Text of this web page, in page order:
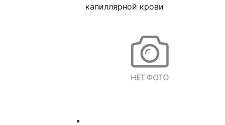
капиллярной крови